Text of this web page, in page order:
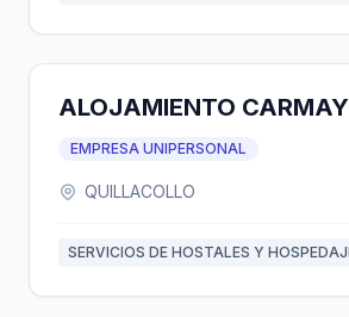
ALOJAMIENTO CARMAY
EMPRESA UNIPERSONAL
QUILLACOLLO
SERVICIOS DE HOSTALES Y